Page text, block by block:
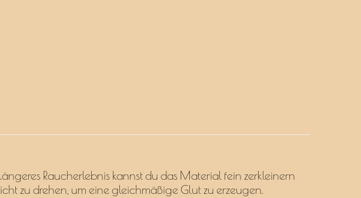
Raucherlebnis kannst du das Material fein zerkleinern
zu drehen, um eine gleichmäßige Glut zu erzeugen.